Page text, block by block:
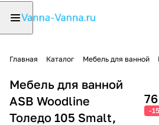
Главная Каталог Мебель для ванной
Мебель для ванной
ASB Woodline
Толедо 105 Smalt,
-